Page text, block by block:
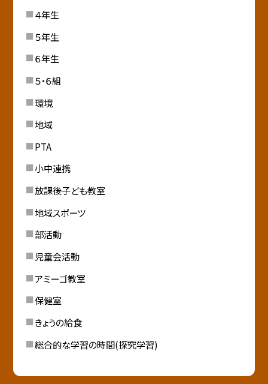
４年生
５年生
６年生
５・６組
環境
地域
PTA
小中連携
放課後子ども教室
地域スポーツ
部活動
児童会活動
アミーゴ教室
保健室
きょうの給食
総合的な学習の時間(探究学習)